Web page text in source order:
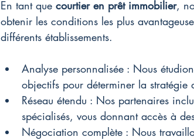
En tant que courtier en prêt immobilier,
obtenir les conditions les plus
différents établissements.
Analyse personnalisée : Nous
objectifs pour déterminer la stratégie
Réseau étendu : Nos partenaires
spécialisés, vous donnant accès à
Négociation complète : Nous